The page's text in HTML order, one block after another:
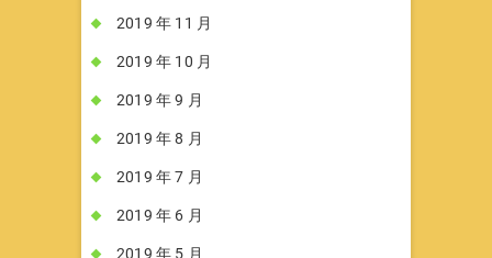
2019 年 11 月
2019 年 10 月
2019 年 9 月
2019 年 8 月
2019 年 7 月
2019 年 6 月
2019 年 5 月